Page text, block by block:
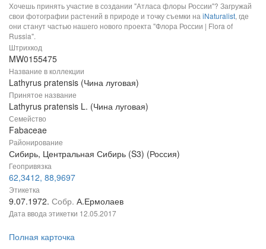
Хочешь принять участие в создании "Атласа флоры России"? Загружай
свои фотографии растений в природе и точку съемки на iNaturalist, где
они станут частью нашего нового проекта "Флора России | Flora of
Russia".
Штрихкод
MW0155475
Название в коллекции
Lathyrus pratensis (Чина луговая)
Принятое название
Lathyrus pratensis L. (Чина луговая)
Семейство
Fabaceae
Районирование
Сибирь, Центральная Сибирь (S3) (Россия)
Геопривязка
62,3412, 88,9697
Этикетка
9.07.1972. Собр. А.Ермолаев
Дата ввода этикетки 12.05.2017
Полная карточка